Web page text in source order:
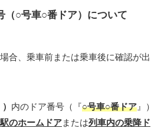
（○号車○番ドア）について
合、乗車前または乗車後に確認が出
） 内のドア番号（『○号車○番ドア 』）
のホームドアまたは列車内の乗降ド